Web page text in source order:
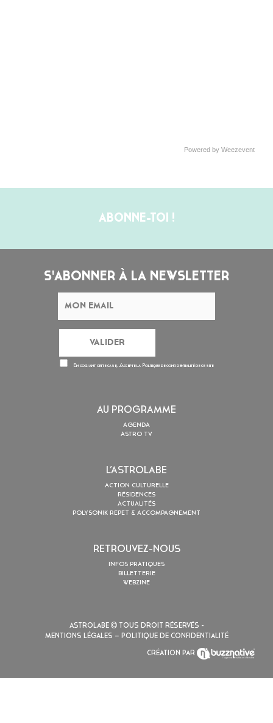
Powered by Weezevent
ABONNE-TOI !
S'ABONNER À LA NEWSLETTER
En cochant cette case, j’accepte la Politique de confidentialitéde ce site
AU PROGRAMME
AGENDA
ASTRO TV
L’ASTROLABE
ACTION CULTURELLE
RÉSIDENCES
ACTUALITÉS
POLYSONIK REPET & ACCOMPAGNEMENT
RETROUVEZ-NOUS
INFOS PRATIQUES
BILLETTERIE
WEBZINE
ASTROLABE
TOUS DROIT RÉSERVÉS -
MENTIONS LÉGALES – POLITIQUE DE CONFIDENTIALITÉ
CRÉATION PAR